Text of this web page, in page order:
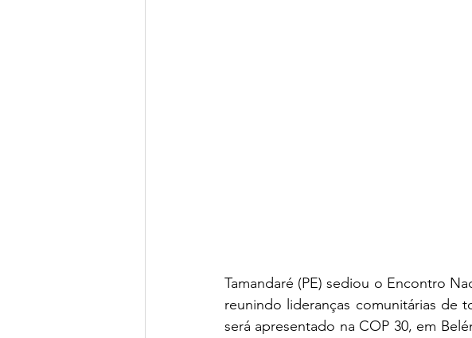
Tamandaré (PE) sediou o Encontro
reunindo lideranças comunitárias de
será apresentado na COP 30, em